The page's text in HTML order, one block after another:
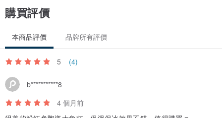
購買評價
本商品評價 品牌所有評價
5 (4)
b***********8
4 個月前